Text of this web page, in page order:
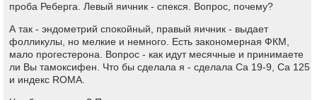
проба Реберга. Левый яичник - спекся. Вопрос, почему?
А так - эндометрий спокойный, правый яичник - выдает
фолликулы, но мелкие и немного. Есть закономерная ФКМ,
мало прогестерона. Вопрос - как идут месячные и принимаете
ли Вы тамоксифен. Что бы сделала я - сделала Са 19-9, Са 125
и индекс ROMA.